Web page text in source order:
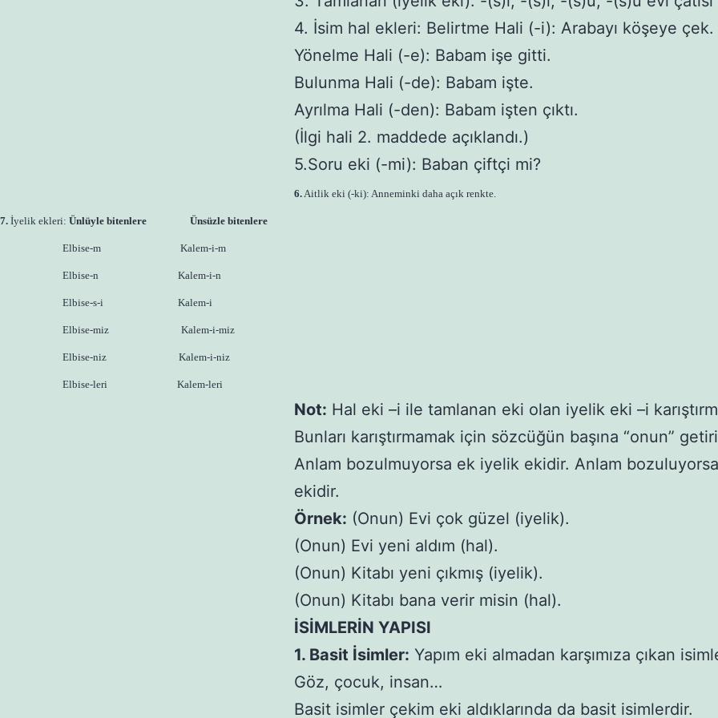
4. İsim hal ekleri: Belirtme Hali (-i): Arabayı köşeye çek.
Yönelme Hali (-e): Babam işe gitti.
Bulunma Hali (-de): Babam işte.
Ayrılma Hali (-den): Babam işten çıktı.
(İlgi hali 2. maddede açıklandı.)
5.Soru eki (-mi): Baban çiftçi mi?
6. Aitlik eki (-ki): Anneminki daha açık renkte.
7. İyelik ekleri: Ünlüyle bitenlere Ünsüzle bitenlere
Elbise-m Kalem-i-m
Elbise-n Kalem-i-n
Elbise-s-i Kalem-i
Elbise-miz Kalem-i-miz
Elbise-niz Kalem-i-niz
Elbise-leri Kalem-leri
Not: Hal eki –i ile tamlanan eki olan iyelik eki –i
Bunları karıştırmamak için sözcüğün başına “onun”
Anlam bozulmuyorsa ek iyelik ekidir. Anlam
ekidir.
Örnek: (Onun) Evi çok güzel (iyelik).
(Onun) Evi yeni aldım (hal).
(Onun) Kitabı yeni çıkmış (iyelik).
(Onun) Kitabı bana verir misin (hal).
İSİMLERİN YAPISI
1. Basit İsimler: Yapım eki almadan karşımıza çıkan
Göz, çocuk, insan…
Basit isimler çekim eki aldıklarında da basit isimlerdir.